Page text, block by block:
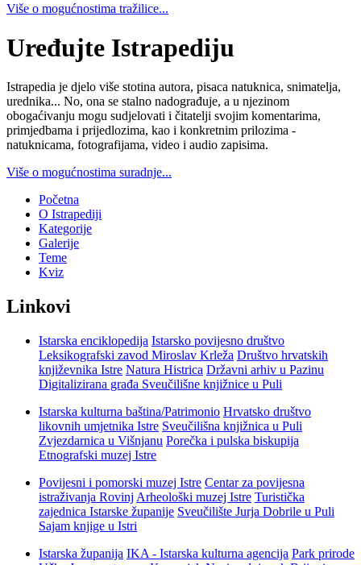
Više o mogućnostima tražilice...
Uređujte Istrapediju
Istrapedia je djelo više stotina autora, pisaca natuknica, snimatelja,
urednika... No, ona se stalno nadograđuje, a u njezinom
obogaćivanju mogu sudjelovati i čitatelji svojim komentarima,
primjedbama i prijedlozima, kao i konkretnim prilozima -
natuknicama, fotografijama, video i audio zapisima.
Više o mogućnostima suradnje...
Početna
O Istrapediji
Kategorije
Galerije
Teme
Kviz
Linkovi
Istarska enciklopedija Istarsko povijesno društvo
Leksikografski zavod Miroslav Krleža Društvo hrvatskih
književnika Istre Natura Histrica Državni arhiv u Pazinu
Digitalizirana građa Sveučilišne knjižnice u Puli
Istarska kulturna baština/Patrimonio Hrvatsko društvo
likovnih umjetnika Istre Sveučilišna knjižnica u Puli
Zvjezdarnica u Višnjanu Porečka i pulska biskupija
Etnografski muzej Istre
Povijesni i pomorski muzej Istre Centar za povijesna
istraživanja Rovinj Arheološki muzej Istre Turistička
zajednica Istarske županije Sveučilište Jurja Dobrile u Puli
Sajam knjige u Istri
Istarska županija IKA - Istarska kulturna agencija Park prirode